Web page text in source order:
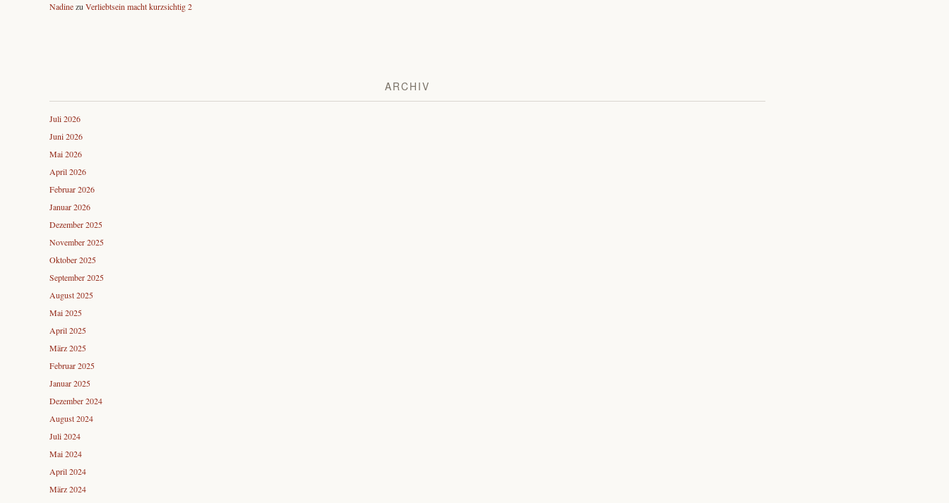
Nadinezu Verliebtsein macht kurzsichtig 2
ARCHIV
Juli 2026
Juni 2026
Mai 2026
April 2026
Februar 2026
Januar 2026
Dezember 2025
November 2025
Oktober 2025
September 2025
August 2025
Mai 2025
April 2025
März 2025
Februar 2025
Januar 2025
Dezember 2024
August 2024
Juli 2024
Mai 2024
April 2024
März 2024